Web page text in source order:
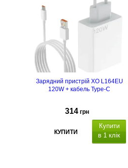
Зарядний пристрій XO L164EU
120W + кабель Type-C
314 грн
КУПИТИ
Купити
в 1 клік